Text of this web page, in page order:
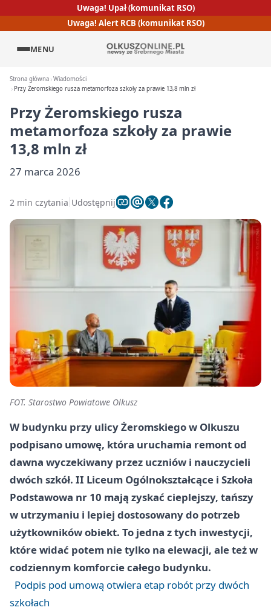
Uwaga! Upał (komunikat RSO)
Uwaga! Alert RCB (komunikat RSO)
MENU
Strona główna Wiadomości
Przy Żeromskiego rusza metamorfoza szkoły za prawie 13,8 mln zł
Przy Żeromskiego rusza
metamorfoza szkoły za prawie
13,8 mln zł
27 marca 2026
2 min czytania Udostępnij
FOT. Starostwo Powiatowe Olkusz
W budynku przy ulicy Żeromskiego w Olkuszu
podpisano umowę, która uruchamia remont od
dawna wyczekiwany przez uczniów i nauczycieli
dwóch szkół. II Liceum Ogólnokształcące i Szkoła
Podstawowa nr 10 mają zyskać cieplejszy, tańszy
w utrzymaniu i lepiej dostosowany do potrzeb
użytkowników obiekt. To jedna z tych inwestycji,
które widać potem nie tylko na elewacji, ale też w
codziennym komforcie całego budynku.
Podpis pod umową otwiera etap robót przy dwóch
szkołach